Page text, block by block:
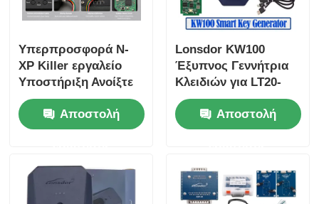
Υπερπροσφορά N-
XP Killer εργαλείο
Υποστήριξη Ανοίξτε
και προσθέστε όλα
τα N-XP NCF29XX
Chip Smart Remote
προσαρμοστή Για
όλες τις μάρκες και
τα δύο αρχικά κλειδιά
Αποστολή
Lonsdor KW100
Έξυπνος Γεννήτρια
Κλειδιών για LT20-
01/04 Υποστηρίζει
Όλα τα Κλειδιά
Χαμένα & Προσθήκη
Αποστολή